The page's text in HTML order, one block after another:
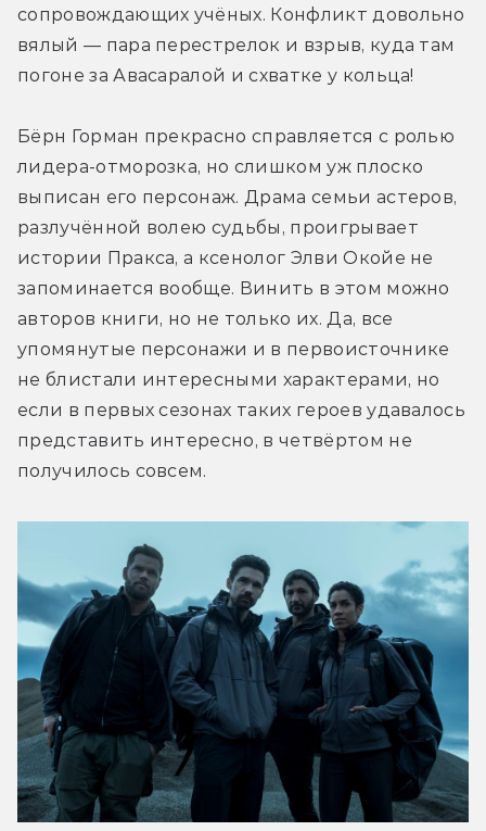
сопровождающих учёных. Конфликт довольно
вялый — пара перестрелок и взрыв, куда там
погоне за Авасаралой и схватке у кольца!
Бёрн Горман прекрасно справляется с ролью
лидера-отморозка, но слишком уж плоско
выписан его персонаж. Драма семьи астеров,
разлучённой волею судьбы, проигрывает
истории Пракса, а ксенолог Элви Окойе не
запоминается вообще. Винить в этом можно
авторов книги, но не только их. Да, все
упомянутые персонажи и в первоисточнике
не блистали интересными характерами, но
если в первых сезонах таких героев удавалось
представить интересно, в четвёртом не
получилось совсем.